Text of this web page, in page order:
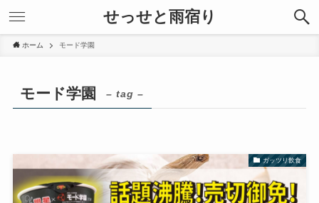
せっせと雨宿り
ホーム モード学園
モード学園 – tag –
ガッツリ飲食